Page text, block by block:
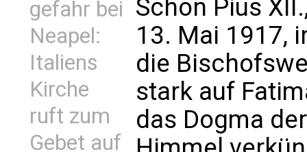
gefahr bei
Neapel:
Italiens
Kirche
ruft zum
Gebet auf
Schon Pius
13. Mai 1917,
die
stark auf
das Dogma